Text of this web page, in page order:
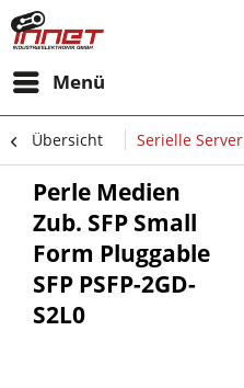
Menü
Übersicht Serielle Server
Perle Medien
Zub. SFP Small
Form Pluggable
SFP PSFP-2GD-
S2L0